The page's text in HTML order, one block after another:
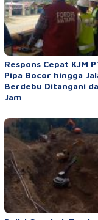
Respons Cepat KJM
Pipa Bocor hingga
Berdebu Ditangani
Jam